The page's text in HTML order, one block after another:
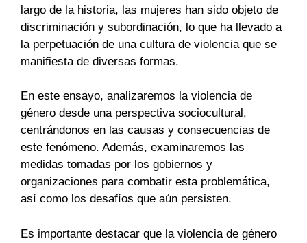
largo de la historia, las mujeres han sido objeto de
discriminación y subordinación, lo que ha llevado a
la perpetuación de una cultura de violencia que se
manifiesta de diversas formas.
En este ensayo, analizaremos la violencia de
género desde una perspectiva sociocultural,
centrándonos en las causas y consecuencias de
este fenómeno. Además, examinaremos las
medidas tomadas por los gobiernos y
organizaciones para combatir esta problemática,
así como los desafíos que aún persisten.
Es importante destacar que la violencia de género